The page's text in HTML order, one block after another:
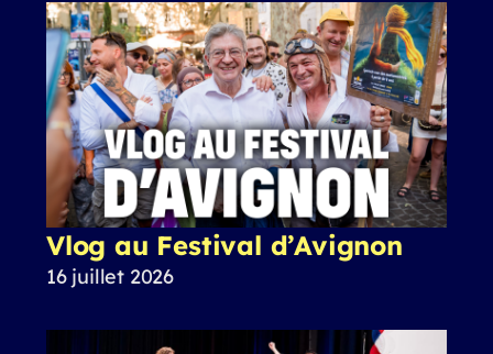
Vlog au Festival d’Avignon
16 juillet 2026